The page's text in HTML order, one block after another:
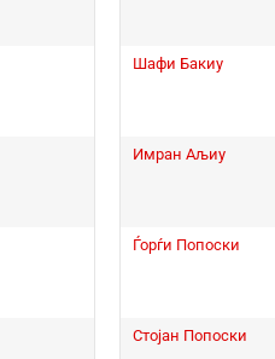
Шафи Бакиу
Имран Аљиу
Ѓорѓи Попоски
Стојан Попоски